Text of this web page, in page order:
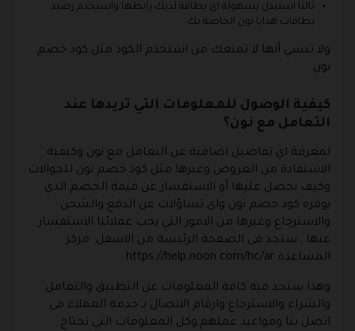
ثالثا استبدل بسهولة اى بطاقة لديك رابطها واستخدم رصيد
بطاقات هدايا نون الخاصة بك
ولا تنسي أنها لا تمنعك من استخدم الكود مثل كود خصم
نون .
كيفية الوصول للمعلومات التي تريدها عند
التعامل مع نون؟
لمعرفة اي تفاصيل اضافية عن التعامل مع نون وكيفية
الاستفادة من العروض وغيرها مثل كود خصم نون للجوالات
وكيف نحصل عليها أو الاستفسار عن قيمة الخصم الذي
يوفره كود خصم نون واى تساؤلات عن الدفع والشحن
والاسترجاع وغيرها من الامور التي يحب عملائنا الاستفسار
عنها , ستجد فى الصفحة الرئيسة من الاسفل مركز
المساعدة https://help.noon.com/hc/ar
وهذا ستجد فيه كافة المعلومات عن التطبيق والتعامل
والشراء والاسترجاع وارقام الاتصال بـ خدمة العملاء فى
اتصل بنا ومواعيد عملهم,وكل المعلومات التي تحتاج